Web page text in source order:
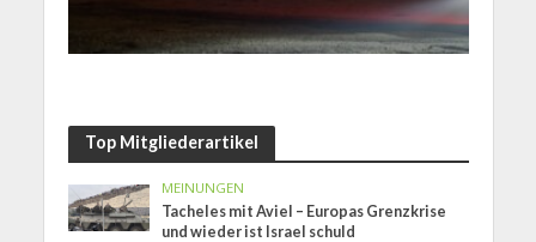
Top Mitgliederartikel
MEINUNGEN
Tacheles mit Aviel – Europas Grenzkrise
und wieder ist Israel schuld